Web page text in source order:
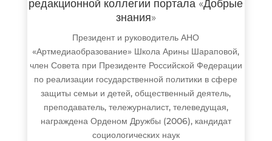
редакционной коллегии портала «Добрые
знания»
Президент и руководитель АНО
«Артмедиаобразование» Школа Арины Шараповой,
член Совета при Президенте Российской Федерации
по реализации государственной политики в сфере
защиты семьи и детей, общественный деятель,
преподаватель, тележурналист, телеведущая,
награждена Орденом Дружбы (2006), кандидат
социологических наук